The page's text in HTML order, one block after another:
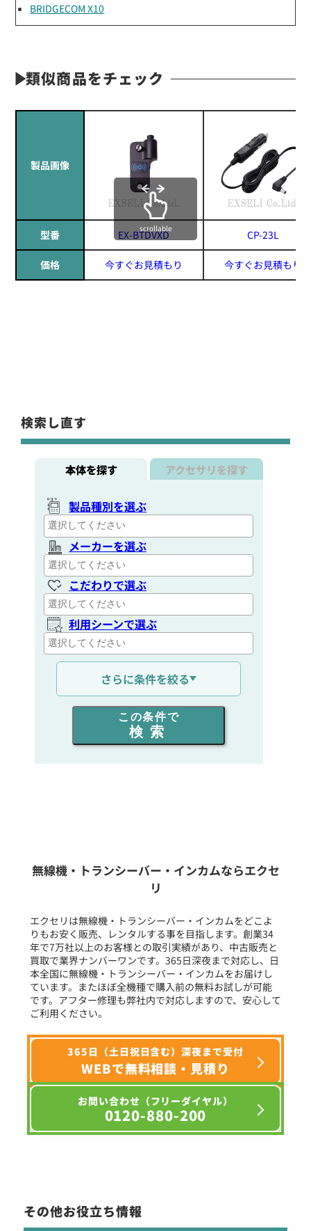
BRIDGECOM X10
類似商品をチェック
製品画像
型番 EX-BTDVXD CP-23L
価格 今すぐお見積もり 今すぐお見積もり
scrollable
検索し直す
本体を探す アクセサリを探す
製品種別を選ぶ
メーカーを選ぶ
こだわりで選ぶ
利用シーンで選ぶ
通信距離を選ぶ
出力を選ぶ
同時通話人数を選ぶ
フリーワード入力(製品名等)
選択条件をリセット
さらに条件を絞る
この条件で
検索
無線機・トランシーバー・インカムならエクセ
リ
エクセリは無線機・トランシーバー・インカムをどこよ
りもお安く販売、レンタルする事を目指します。創業34
年で7万社以上のお客様との取引実績があり、中古販売と
買取で業界ナンバーワンです。365日深夜まで対応し、日
本全国に無線機・トランシーバー・インカムをお届けし
ています。またほぼ全機種で購入前の無料お試しが可能
です。アフター修理も弊社内で対応しますので、安心して
ご利用ください。
365日（土日祝日含む）深夜まで受付
WEBで無料相談・見積り
お問い合わせ（フリーダイヤル）
0120-880-200
その他お役立ち情報